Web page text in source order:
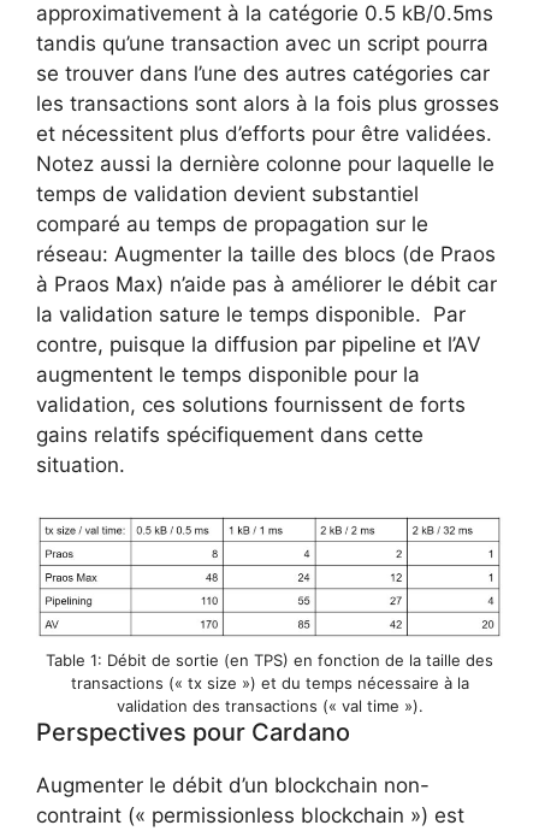
approximativement à la catégorie 0.5 kB/0.5ms
tandis qu’une transaction avec un script pourra
se trouver dans l’une des autres catégories car
les transactions sont alors à la fois plus grosses
et nécessitent plus d’efforts pour être validées.
Notez aussi la dernière colonne pour laquelle le
temps de validation devient substantiel
comparé au temps de propagation sur le
réseau: Augmenter la taille des blocs (de Praos
à Praos Max) n’aide pas à améliorer le débit car
la validation sature le temps disponible. Par
contre, puisque la diffusion par pipeline et l’AV
augmentent le temps disponible pour la
validation, ces solutions fournissent de forts
gains relatifs spécifiquement dans cette
situation.
Table 1: Débit de sortie (en TPS) en fonction de la taille des
transactions (« tx size ») et du temps nécessaire à la
validation des transactions (« val time »).
Perspectives pour Cardano
Augmenter le débit d’un blockchain non-
contraint (« permissionless blockchain ») est